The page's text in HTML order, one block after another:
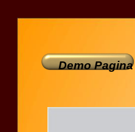
Demo Pagina